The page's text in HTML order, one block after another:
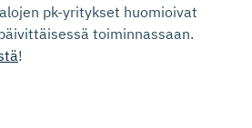
pk-yritykset huomioivat
toiminnassaan.
!